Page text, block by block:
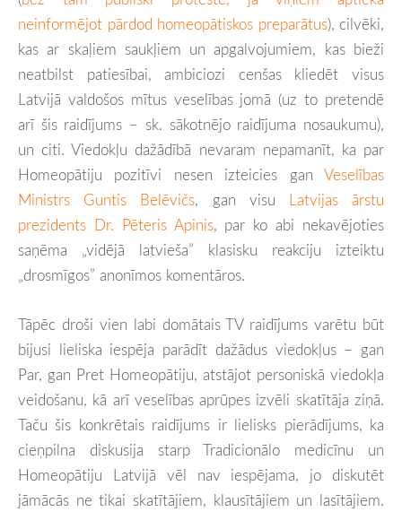
neinformējot pārdod homeopātiskos preparātus), cilvēki,
kas ar skaļiem saukļiem un apgalvojumiem, kas bieži
neatbilst patiesībai, ambiciozi cenšas kliedēt visus
Latvijā valdošos mītus veselības jomā (uz to pretendē
arī šis raidījums – sk. sākotnējo raidījuma nosaukumu),
un citi. Viedokļu dažādībā nevaram nepamanīt, ka par
Homeopātiju pozitīvi nesen izteicies gan Veselības
Ministrs Guntis Belēvičs, gan visu Latvijas ārstu
prezidents Dr. Pēteris Apinis, par ko abi nekavējoties
saņēma „vidējā latvieša” klasisku reakciju izteiktu
„drosmīgos” anonīmos komentāros.
Tāpēc droši vien labi domātais TV raidījums varētu būt
bijusi lieliska iespēja parādīt dažādus viedokļus – gan
Par, gan Pret Homeopātiju, atstājot personiskā viedokļa
veidošanu, kā arī veselības aprūpes izvēli skatītāja ziņā.
Taču šis konkrētais raidījums ir lielisks pierādījums, ka
cieņpilna diskusija starp Tradicionālo medicīnu un
Homeopātiju Latvijā vēl nav iespējama, jo diskutēt
jāmācās ne tikai skatītājiem, klausītājiem un lasītājiem.